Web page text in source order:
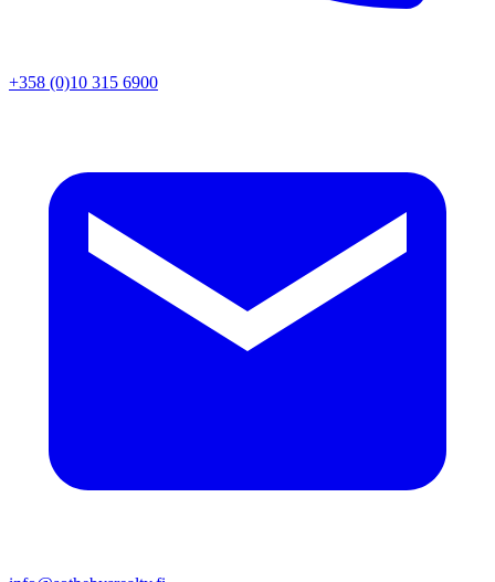
+358 (0)10 315 6900